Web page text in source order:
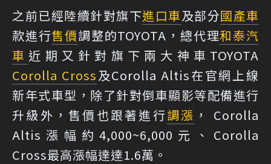
之前已經陸續針對旗下進口車及部分國產車
款進行售價調整的TOYOTA，總代理和泰汽
車近期又針對旗下兩大神車TOYOTA
Corolla Cross 及Corolla Altis在官網上線
新年式車型，除了針對倒車顯影等配備進行
升級外，售價也跟著進行調漲 ， Corolla
Altis漲幅約4,000~6,000元、Corolla
Cross最高漲幅達達1.6萬。